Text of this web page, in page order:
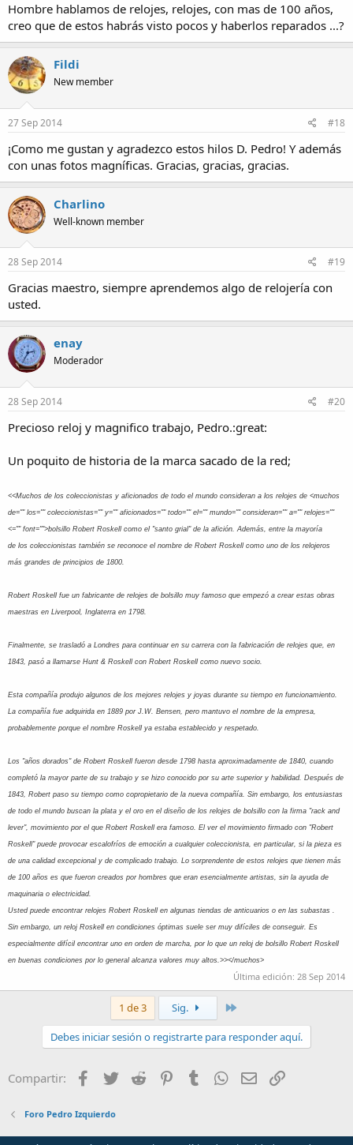
Hombre hablamos de relojes, relojes, con mas de 100 años,
creo que de estos habrás visto pocos y haberlos reparados ...?
Fildi
New member
27 Sep 2014 #18
¡Como me gustan y agradezco estos hilos D. Pedro! Y además
con unas fotos magníficas. Gracias, gracias, gracias.
Charlino
Well-known member
28 Sep 2014 #19
Gracias maestro, siempre aprendemos algo de relojería con
usted.
enay
Moderador
28 Sep 2014 #20
Precioso reloj y magnifico trabajo, Pedro.:great:
Un poquito de historia de la marca sacado de la red;
<<Muchos de los coleccionistas y aficionados de todo el mundo consideran a los relojes de <muchos
de="" los="" coleccionistas="" y="" aficionados="" todo="" el="" mundo="" consideran="" a="" relojes=""
<="" font="">bolsillo Robert Roskell como el "santo grial" de la afición. Además, entre la mayoría
de los coleccionistas también se reconoce el nombre de Robert Roskell como uno de los relojeros
más grandes de principios de 1800.
Robert Roskell fue un fabricante de relojes de bolsillo muy famoso que empezó a crear estas obras
maestras en Liverpool, Inglaterra en 1798.
Finalmente, se trasladó a Londres para continuar en su carrera con la fabricación de relojes que, en
1843, pasó a llamarse Hunt & Roskell con Robert Roskell como nuevo socio.
Esta compañía produjo algunos de los mejores relojes y joyas durante su tiempo en funcionamiento.
La compañía fue adquirida en 1889 por J.W. Bensen, pero mantuvo el nombre de la empresa,
probablemente porque el nombre Roskell ya estaba establecido y respetado.
Los "años dorados" de Robert Roskell fueron desde 1798 hasta aproximadamente de 1840, cuando
completó la mayor parte de su trabajo y se hizo conocido por su arte superior y habilidad. Después de
1843, Robert paso su tiempo como copropietario de la nueva compañía. Sin embargo, los entusiastas
de todo el mundo buscan la plata y el oro en el diseño de los relojes de bolsillo con la firma "rack and
lever", movimiento por el que Robert Roskell era famoso. El ver el movimiento firmado con "Robert
Roskell" puede provocar escalofríos de emoción a cualquier coleccionista, en particular, si la pieza es
de una calidad excepcional y de complicado trabajo. Lo sorprendente de estos relojes que tienen más
de 100 años es que fueron creados por hombres que eran esencialmente artistas, sin la ayuda de
maquinaria o electricidad.
Usted puede encontrar relojes Robert Roskell en algunas tiendas de anticuarios o en las subastas .
Sin embargo, un reloj Roskell en condiciones óptimas suele ser muy difíciles de conseguir. Es
especialmente difícil encontrar uno en orden de marcha, por lo que un reloj de bolsillo Robert Roskell
en buenas condiciones por lo general alcanza valores muy altos.>></muchos>
Última edición: 28 Sep 2014
1 de 3 Sig.
Debes iniciar sesión o registrarte para responder aquí.
Compartir: Facebook
Twitter Reddit PinterestTumblrWhatsApp
Email
Foro Pedro Izquierdo